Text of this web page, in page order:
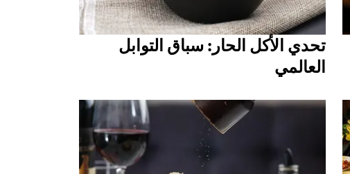
تحدي الأكل الحار: سباق التوابل
العالمي